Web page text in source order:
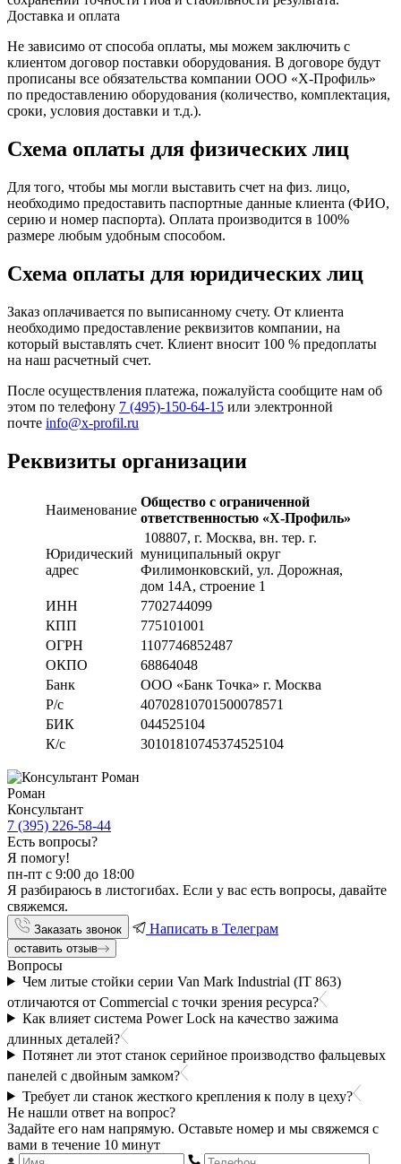
Доставка и оплата
Не зависимо от способа оплаты, мы можем заключить с
клиентом договор поставки оборудования. В договоре будут
прописаны все обязательства компании ООО «Х-Профиль»
по предоставлению оборудования (количество, комплектация,
сроки, условия доставки и т.д.).
Схема оплаты для физических лиц
Для того, чтобы мы могли выставить счет на физ. лицо,
необходимо предоставить паспортные данные клиента (ФИО,
серию и номер паспорта). Оплата производится в 100%
размере любым удобным способом.
Схема оплаты для юридических лиц
Заказ оплачивается по выписанному счету. От клиента
необходимо предоставление реквизитов компании, на
который выставлять счет. Клиент вносит 100 % предоплаты
на наш расчетный счет.
После осуществления платежа, пожалуйста сообщите нам об
этом по телефону 7 (495)-150-64-15 или электронной
почте info@x-profil.ru
Реквизиты организации
Наименование
Общество с ограниченной
ответственностью «Х-Профиль»
Юридический
адрес
108807, г. Москва, вн. тер. г.
муниципальный округ
Филимонковский, ул. Дорожная,
дом 14А, строение 1
ИНН
7702744099
КПП
775101001
ОГРН
1107746852487
ОКПО
68864048
Банк
ООО «Банк Точка» г. Москва
Р/с
40702810701500078571
БИК
044525104
К/с
30101810745374525104
Роман
Консультант
7 (395) 226-58-44
Есть вопросы?
Я помогу!
пн-пт с 9:00 до 18:00
Я разбираюсь в листогибах. Если у вас есть вопросы, давайте
свяжемся.
Заказать звонок Написать в Телеграм
оставить отзыв
Вопросы
Чем литые стойки серии Van Mark Industrial (IT 863)
отличаются от Commercial с точки зрения ресурса?
Как влияет система Power Lock на качество зажима
длинных деталей?
Потянет ли этот станок серийное производство фальцевых
панелей с двойным замком?
Требует ли станок жесткого крепления к полу в цеху?
Не нашли ответ на вопрос?
Задайте его нам напрямую. Оставьте номер и мы свяжемся с
вами в течение 10 минут